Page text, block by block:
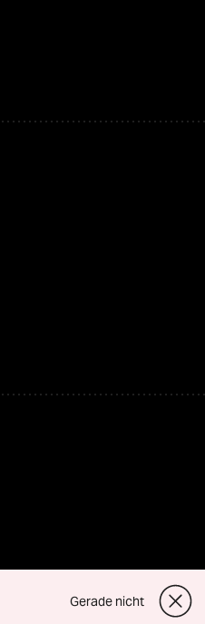
Gerade nicht